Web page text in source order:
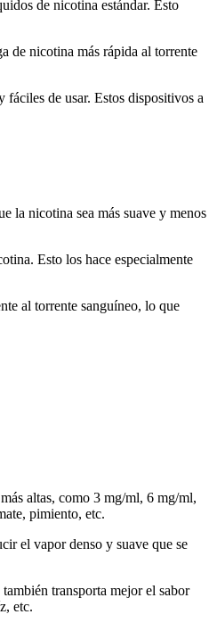
de nicotina estándar. Esto
de nicotina más rápida al torrente
fáciles de usar. Estos dispositivos a
la nicotina sea más suave y menos
Esto los hace especialmente
al torrente sanguíneo, lo que
altas, como 3 mg/ml, 6 mg/ml,
pimiento, etc.
el vapor denso y suave que se
transporta mejor el sabor
etc.